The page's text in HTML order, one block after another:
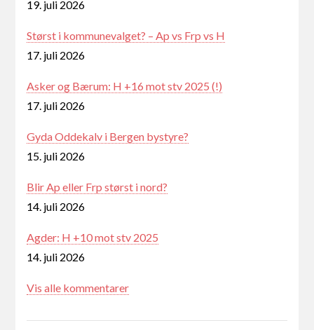
19. juli 2026
Størst i kommunevalget? – Ap vs Frp vs H
17. juli 2026
Asker og Bærum: H +16 mot stv 2025 (!)
17. juli 2026
Gyda Oddekalv i Bergen bystyre?
15. juli 2026
Blir Ap eller Frp størst i nord?
14. juli 2026
Agder: H +10 mot stv 2025
14. juli 2026
Vis alle kommentarer